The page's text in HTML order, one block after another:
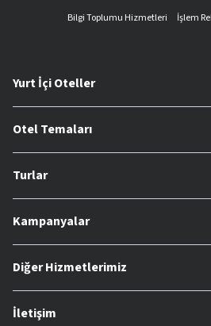
Bilgi Toplumu Hizmetleri
İşlem
Yurt İçi Oteller
Otel Temaları
Turlar
Kampanyalar
Diğer Hizmetlerimiz
İletişim